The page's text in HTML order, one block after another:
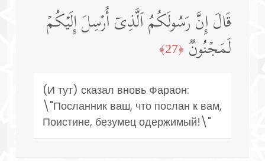
قَالَ إِنَّ رَسُولَكُمُ ٱلَّذِیۤ أُرۡسِلَ إِلَیۡكُمۡ
لَمَجۡنُونࣱ ﴿27﴾
(И тут) сказал вновь Фараон:
\"Посланник ваш, что послан к вам,
Поистине, безумец одержимый!\"